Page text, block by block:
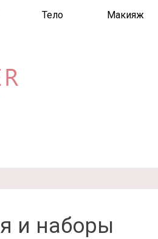
Тело Макияж
и наборы